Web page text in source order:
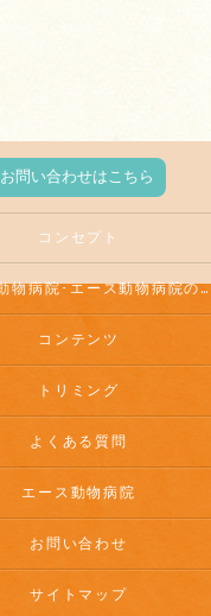
お問い合わせはこちら
コンセプト
奈良の動物病院･エース動物病院の評判
コンテンツ
トリミング
よくある質問
エース動物病院
お問い合わせ
サイトマップ